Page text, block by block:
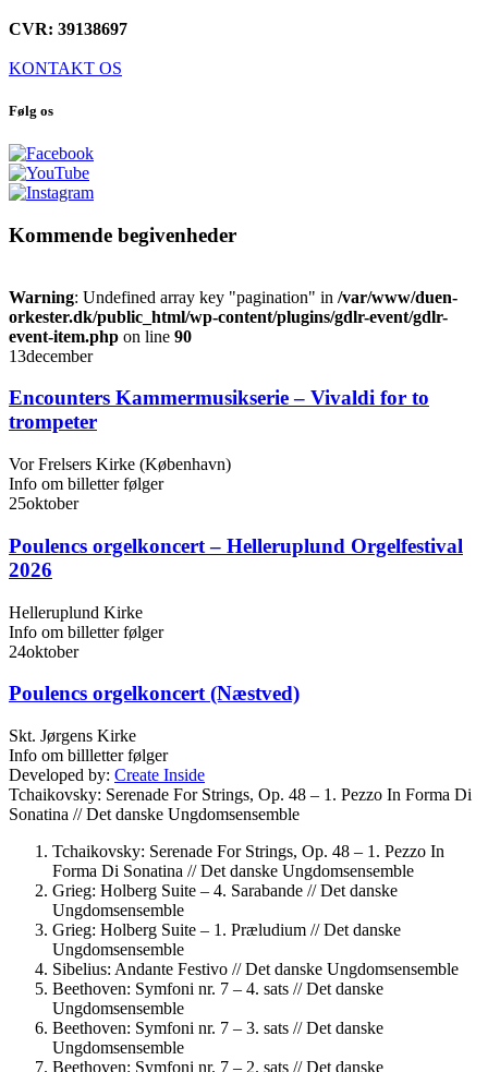
CVR: 39138697
KONTAKT OS
Følg os
Kommende begivenheder
Warning: Undefined array key "pagination" in /var/www/duen-
orkester.dk/public_html/wp-content/plugins/gdlr-event/gdlr-
event-item.php on line 90
13december
Encounters Kammermusikserie – Vivaldi for to
trompeter
Vor Frelsers Kirke (København)
Info om billetter følger
25oktober
Poulencs orgelkoncert – Helleruplund Orgelfestival
2026
Helleruplund Kirke
Info om billetter følger
24oktober
Poulencs orgelkoncert (Næstved)
Skt. Jørgens Kirke
Info om billletter følger
Developed by: Create Inside
Tchaikovsky: Serenade For Strings, Op. 48 – 1. Pezzo In Forma Di
Sonatina //Det danske Ungdomsensemble
Tchaikovsky: Serenade For Strings, Op. 48 – 1. Pezzo In
Forma Di Sonatina //Det danske Ungdomsensemble
Grieg: Holberg Suite – 4. Sarabande //Det danske
Ungdomsensemble
Grieg: Holberg Suite – 1. Præludium //Det danske
Ungdomsensemble
Sibelius: Andante Festivo //Det danske Ungdomsensemble
Beethoven: Symfoni nr. 7 – 4. sats //Det danske
Ungdomsensemble
Beethoven: Symfoni nr. 7 – 3. sats //Det danske
Ungdomsensemble
Beethoven: Symfoni nr. 7 – 2. sats //Det danske